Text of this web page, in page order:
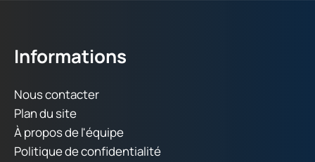
Informations
Nous contacter
Plan du site
À propos de l'équipe
Politique de confidentialité